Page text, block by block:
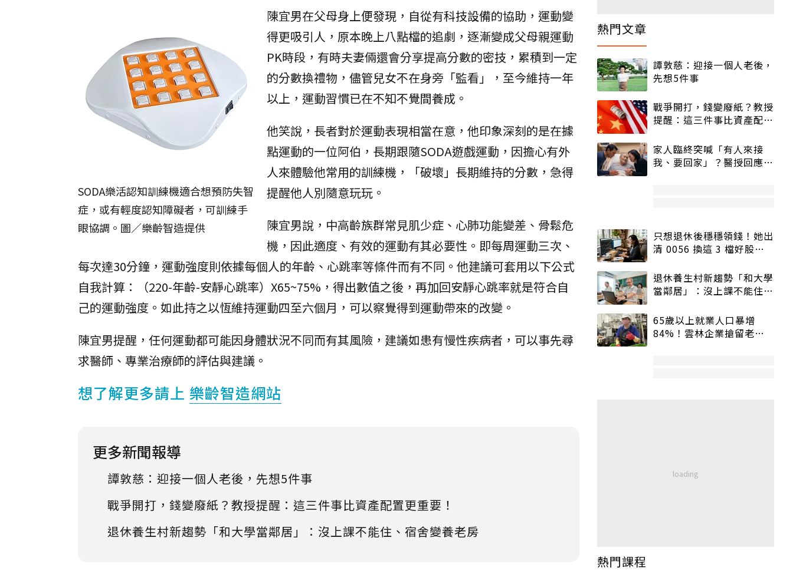
SODA樂活認知訓練機適合想預防失智
症，或有輕度認知障礙者，可訓練手
眼協調。圖／樂齡智造提供
陳宜男在父母身上便發現，自從有科技設備的協助，運動變
得更吸引人，原本晚上八點檔的追劇，逐漸變成父母親運動
PK時段，有時夫妻倆還會分享提高分數的密技，累積到一定
的分數換禮物，儘管兒女不在身旁「監看」，至今維持一年
以上，運動習慣已在不知不覺間養成。
他笑說，長者對於運動表現相當在意，他印象深刻的是在據
點運動的一位阿伯，長期跟隨SODA遊戲運動，因擔心有外
人來體驗他常用的訓練機，「破壞」長期維持的分數，急得
提醒他人別隨意玩玩。
陳宜男說，中高齡族群常見肌少症、心肺功能變差、骨鬆危
機，因此適度、有效的運動有其必要性。即每周運動三次、
每次達30分鐘，運動強度則依據每個人的年齡、心跳率等條件而有不同。他建議可套用以下公式
自我計算：（220-年齡-安靜心跳率）X65~75%，得出數值之後，再加回安靜心跳率就是符合自
己的運動強度。如此持之以恆維持運動四至六個月，可以察覺得到運動帶來的改變。
陳宜男提醒，任何運動都可能因身體狀況不同而有其風險，建議如患有慢性疾病者，可以事先尋
求醫師、專業治療師的評估與建議。
想了解更多請上 樂齡智造網站
更多新聞報導
譚敦慈：迎接一個人老後，先想5件事
戰爭開打，錢變廢紙？教授提醒：這三件事比資產配置更重要！
退休養生村新趨勢「和大學當鄰居」：沒上課不能住、宿舍變養老房
熱門文章
譚敦慈：迎接一個人老後，
先想5件事
戰爭開打，錢變廢紙？教授
提醒：這三件事比資產配置
家人臨終突喊「有人來接
我、要回家」？醫授回應方
只想退休後穩穩領錢！她出
清 0056 換這 3 檔好股：
退休養生村新趨勢「和大學
當鄰居」：沒上課不能住、
65歲以上就業人口暴增
84%！雲林企業搶留老員
熱門課程